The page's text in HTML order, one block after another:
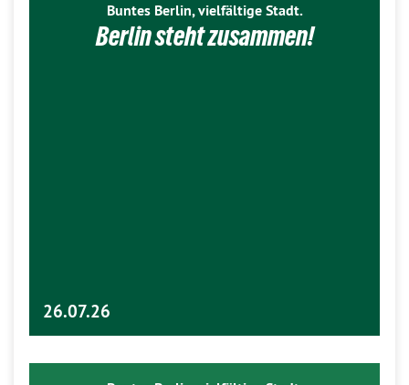
Buntes Berlin, vielfältige Stadt.
Berlin steht zusammen!
26.07.26